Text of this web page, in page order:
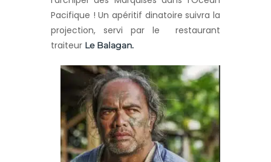
Pacifique ! Un apéritif dinatoire suivra la
projection, servi par le restaurant
traiteur Le Balagan.